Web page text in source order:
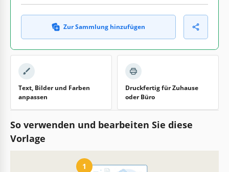
Zur Sammlung hinzufügen
Text, Bilder und Farben
anpassen
Druckfertig für Zuhause
oder Büro
So verwenden und bearbeiten Sie diese
Vorlage
1